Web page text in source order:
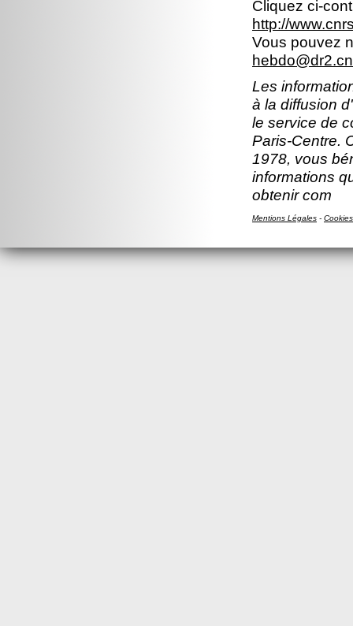
Cliquez ci-
http://
Vous pouvez
Les
à la diffusion
le service de
Paris-Centre.
1978, vous
informations
obtenir com
Mentions Légales - Cookies